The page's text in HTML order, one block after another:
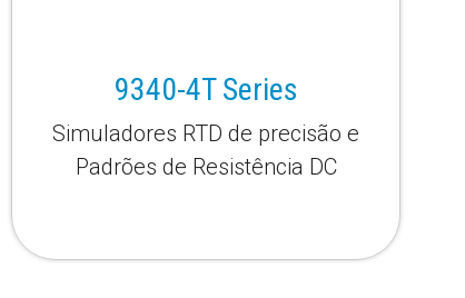
9340-4T Series
Simuladores RTD de precisão e
Padrões de Resistência DC